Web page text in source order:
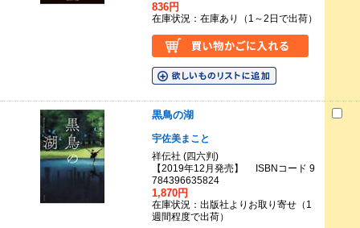
836円
在庫状況：在庫あり（1～2日で出荷）
黒鳥の湖
宇佐美まこと
祥伝社 (四六判)
【2019年12月発売】 ISBNコード 9
784396635824
1,870円
在庫状況：出版社よりお取り寄せ（1
週間程度で出荷）